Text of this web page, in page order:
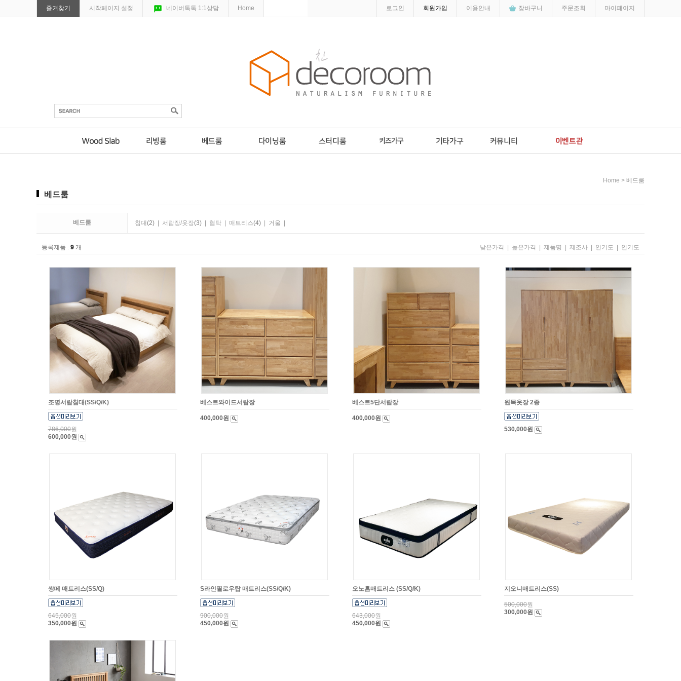
즐겨찾기 시작페이지 설정 네이버톡톡 1:1상담 Home 로그인 회원가입 이용안내 장바구니 주문조회 마이페이지
Home > 베드룸
베드룸
베드룸 침대 (2) 서랍장/옷장(3) 협탁 매트리스(4) 거울
등록제품 : 9 개 낮은가격 높은가격 제품명 제조사 인기도 인기도
조명서랍침대(SS/Q/K)
786,000원
600,000원
베스트와이드서랍장
400,000원
베스트5단서랍장
400,000원
원목옷장 2종
530,000원
쌍떼 매트리스(SS/Q)
645,000원
350,000원
S라인필로우탑 매트리스(SS/Q/K)
900,000원
450,000원
오노홈매트리스 (SS/Q/K)
643,000원
450,000원
지오니매트리스(SS)
500,000원
300,000원